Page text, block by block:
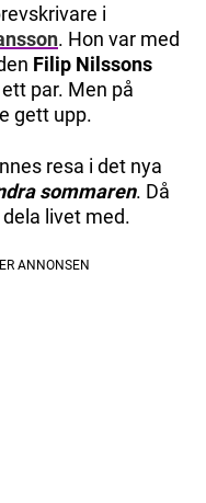
i
. Hon var med
Filip Nilssons
par. Men på
gett upp.
resa i det nya
sommaren. Då
livet med.